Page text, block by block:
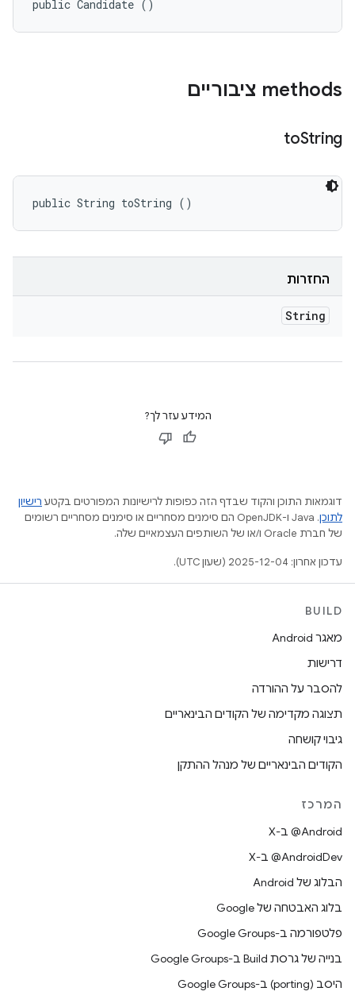
public Candidate ()
‫methods ציבוריים
toString
public String toString ()
החזרות
String
המידע עזר לך?
דוגמאות התוכן והקוד שבדף הזה כפופות לרישיונות המפורטים בקטע רישיון
לתוכן
.‏ Java ו-OpenJDK הם סימנים מסחריים או סימנים מסחריים רשומים
של חברת Oracle ו/או של השותפים העצמאיים שלה.
עדכון אחרון: 2025-12-04 (שעון UTC).
BUILD
מאגר Android
דרישות
להסבר על ההורדה
תצוגה מקדימה של הקודים הבינאריים
גיבוי קושחה
הקודים הבינאריים של מנהל ההתקן
המרכז
‫‎@Android ב-X
‫‎@AndroidDev ב-X
הבלוג של Android
בלוג האבטחה של Google
פלטפורמה ב-Google Groups
בנייה של גרסת Build ב-Google Groups
היסב (porting) ב-Google Groups